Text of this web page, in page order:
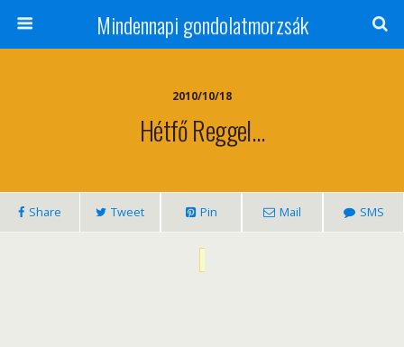
Mindennapi gondolatmorzsák
2010/10/18
Hétfő Reggel…
Share Tweet Pin Mail SMS